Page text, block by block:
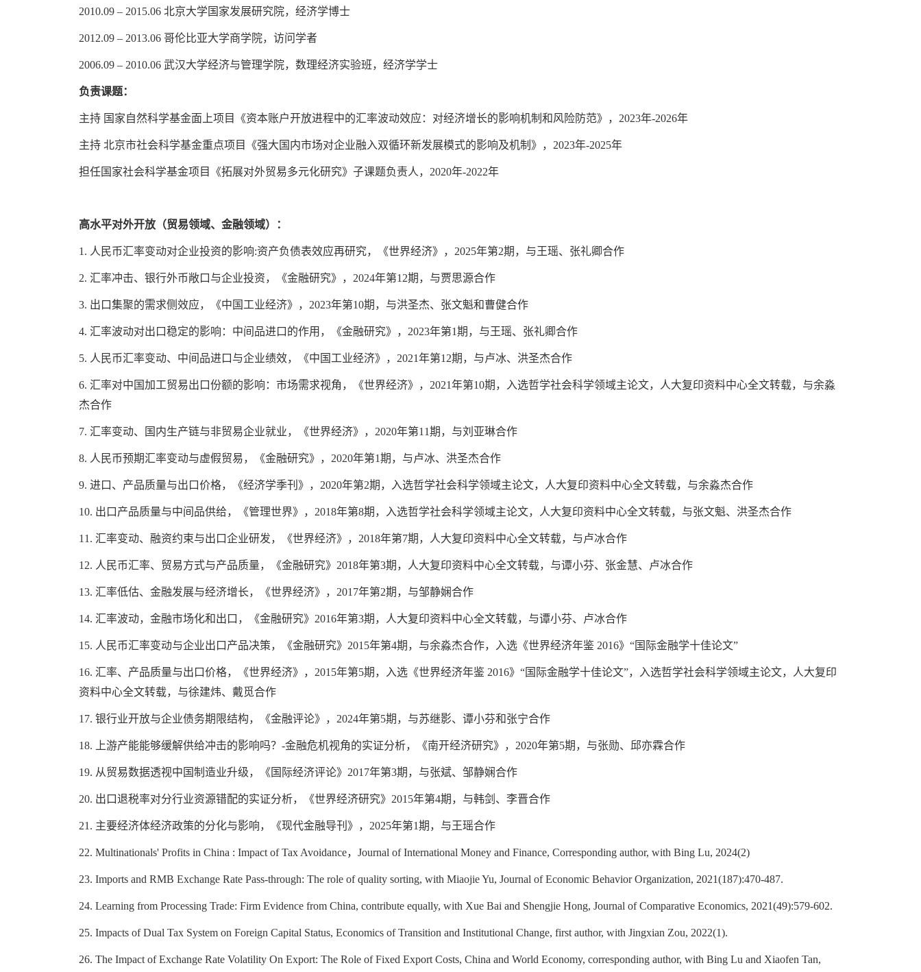
2010.09 –2015.06 北京大学国家发展研究院，经济学博士
2012.09 –2013.06 哥伦比亚大学商学院，访问学者
2006.09 –2010.06 武汉大学经济与管理学院，数理经济实验班，经济学学士
负责课题：
主持 国家自然科学基金面上项目《资本账户开放进程中的汇率波动效应：对经济增长的影响机制和风险防范》， 2023年-2026年
主持 北京市社会科学基金重点项目《强大国内市场对企业融入双循环新发展模式的影响及机制》， 2023年-2025年
担任国家社会科学基金项目《拓展对外贸易多元化研究》子课题负责人， 2020年-2022年
高水平对外开放（贸易领域、金融领域）：
1. 人民币汇率变动对企业投资的影响:资产负债表效应再研究，《世界经济》， 2025年第2期，与王瑶、张礼卿合作
2. 汇率冲击、银行外币敞口与企业投资，《金融研究》， 2024年第12期，与贾思源合作
3. 出口集聚的需求侧效应，《中国工业经济》， 2023年第10期，与洪圣杰、张文魁和曹健合作
4. 汇率波动对出口稳定的影响：中间品进口的作用，《金融研究》， 2023年第1期，与王瑶、张礼卿合作
5. 人民币汇率变动、中间品进口与企业绩效，《中国工业经济》， 2021年第12期，与卢冰、洪圣杰合作
6. 汇率对中国加工贸易出口份额的影响：市场需求视角，《世界经济》， 2021年第10期，入选哲学社会科学领域主论文，人大复印资料中心全文转载，与余淼
杰合作
7. 汇率变动、国内生产链与非贸易企业就业，《世界经济》， 2020年第11期，与刘亚琳合作
8. 人民币预期汇率变动与虚假贸易，《金融研究》， 2020年第1期，与卢冰、洪圣杰合作
9. 进口、产品质量与出口价格，《经济学季刊》， 2020年第2期，入选哲学社会科学领域主论文，人大复印资料中心全文转载，与余淼杰合作
10. 出口产品质量与中间品供给，《管理世界》， 2018年第8期，入选哲学社会科学领域主论文，人大复印资料中心全文转载，与张文魁、洪圣杰合作
11. 汇率变动、融资约束与出口企业研发，《世界经济》， 2018年第7期，人大复印资料中心全文转载，与卢冰合作
12. 人民币汇率、贸易方式与产品质量，《金融研究》 2018年第3期，人大复印资料中心全文转载，与谭小芬、张金慧、卢冰合作
13. 汇率低估、金融发展与经济增长，《世界经济》， 2017年第2期，与邹静娴合作
14. 汇率波动，金融市场化和出口，《金融研究》 2016年第3期，人大复印资料中心全文转载，与谭小芬、卢冰合作
15. 人民币汇率变动与企业出口产品决策，《金融研究》 2015年第4期，与余淼杰合作，入选《世界经济年鉴2016》“国际金融学十佳论文”
16. 汇率、产品质量与出口价格，《世界经济》， 2015年第5期，入选《世界经济年鉴2016》“国际金融学十佳论文”，入选哲学社会科学领域主论文，人大复印
资料中心全文转载，与徐建炜、戴觅合作
17. 银行业开放与企业债务期限结构，《金融评论》， 2024年第5期，与苏继影、谭小芬和张宁合作
18. 上游产能能够缓解供给冲击的影响吗？ -金融危机视角的实证分析，《南开经济研究》， 2020年第5期，与张勋、邱亦霖合作
19. 从贸易数据透视中国制造业升级，《国际经济评论》 2017年第3期，与张斌、邹静娴合作
20. 出口退税率对分行业资源错配的实证分析，《世界经济研究》 2015年第4期，与韩剑、李晋合作
21. 主要经济体经济政策的分化与影响，《现代金融导刊》， 2025年第1期，与王瑶合作
22. Multinationals' Profits in China : Impact of Tax Avoidance， Journal of International Money and Finance, Corresponding author, with Bing Lu, 2024(2)
23. Imports and RMB Exchange Rate Pass-through: The role of quality sorting, with Miaojie Yu, Journal of Economic Behavior Organization, 2021(187):470-487.
24. Learning from Processing Trade: Firm Evidence from China, contribute equally, with Xue Bai and Shengjie Hong, Journal of Comparative Economics, 2021(49):579-602.
25. Impacts of Dual Tax System on Foreign Capital Status, Economics of Transition and Institutional Change, first author, with Jingxian Zou, 2022(1).
26. The Impact of Exchange Rate Volatility On Export: The Role of Fixed Export Costs, China and World Economy, corresponding author, with Bing Lu and Xiaofen Tan,